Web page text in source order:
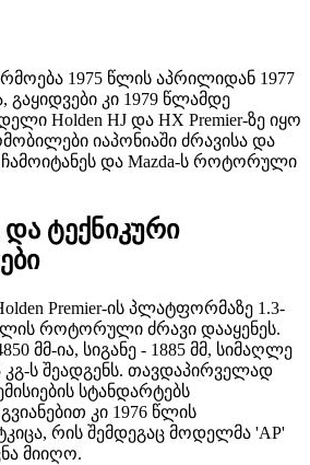
1975 წლის აპრილიდან 1977
კი 1979 წლამდე
Holden HJ და HX Premier-ზე იყო
იაპონიაში ძრავისა და
ჩამოიტანეს და Mazda-ს როტორული
ტექნიკური
Premier-ის პლატფორმაზე 1.3-
როტორული ძრავი დააყენეს.
მმ-ია, სიგანე - 1885 მმ, სიმაღლე
კგ-ს შეადგენს. თავდაპირველად
სტანდარტებს
კი 1976 წლის
რის შემდეგაც მოდელმა 'AP'
მიიღო.